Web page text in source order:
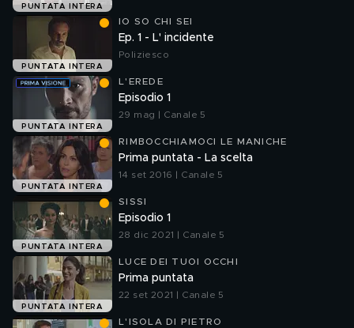
PUNTATA INTERA
PUNTATA INTERA
IO SO CHI SEI
Ep. 1 - L' incidente
Poliziesco
PUNTATA INTERA
L'EREDE
Episodio 1
29 mag | Canale 5
PUNTATA INTERA
RIMBOCCHIAMOCI LE MANICHE
Prima puntata - La scelta
14 set 2016 | Canale 5
PUNTATA INTERA
SISSI
Episodio 1
28 dic 2021 | Canale 5
PUNTATA INTERA
LUCE DEI TUOI OCCHI
Prima puntata
22 set 2021 | Canale 5
L'ISOLA DI PIETRO